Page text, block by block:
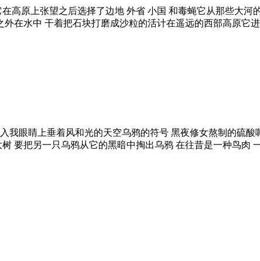
高原上张望之后选择了边地 外省 小国 和毒蝇它从那些大
外在水中 干着把石块打磨成沙粒的活计在遥远的西部高原
我眼睛上垂着风和光的天空乌鸦的符号 黑夜修女熬制的硫
要把另一只乌鸦从它的黑暗中掏出乌鸦 在往昔是一种鸟